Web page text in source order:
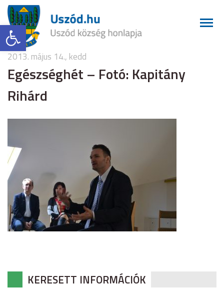
Eszköztár megnyitása
2013. május 14., kedd
Egészséghét – Fotó: Kapitány
Rihárd
KERESETT INFORMÁCIÓK